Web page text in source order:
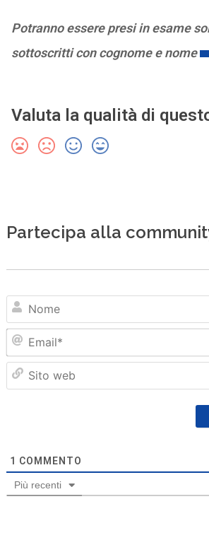
Potranno essere presi in esame
sottoscritti con cognome e nome
Valuta la qualità di
Partecipa alla
1 COMMENTO
Più recenti